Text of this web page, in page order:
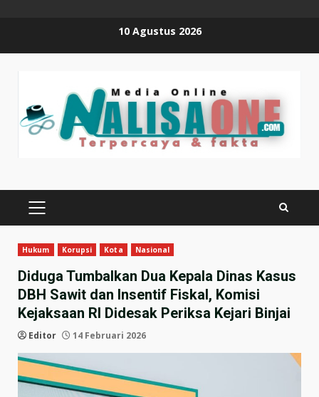
10 Agustus 2026
PRIMARY
Hukum Korupsi Kota Nasional
Diduga Tumbalkan Dua Kepala Dinas Kasus
DBH Sawit dan Insentif Fiskal, Komisi
Kejaksaan RI Didesak Periksa Kejari Binjai
Editor 14 Februari 2026